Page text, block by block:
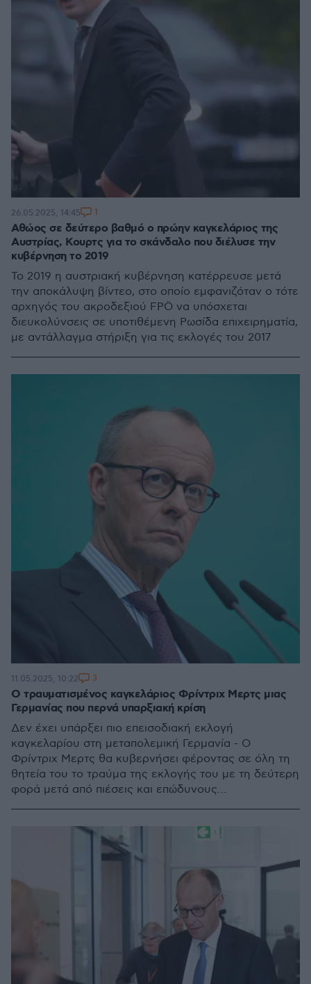
Αθώος σε δεύτερο βαθμό ο πρώην καγκελάριος της
Αυστρίας, Κουρτς για το σκάνδαλο που διέλυσε την
κυβέρνηση το 2019
Το 2019 η αυστριακή κυβέρνηση κατέρρευσε μετά
την αποκάλυψη βίντεο, στο οποίο εμφανιζόταν ο τότε
αρχηγός του ακροδεξιού FPÖ να υπόσχεται
διευκολύνσεις σε υποτιθέμενη Ρωσίδα επιχειρηματία,
με αντάλλαγμα στήριξη για τις εκλογές του 2017
26.05.2025, 14:45 1
Ο τραυματισμένος καγκελάριος Φρίντριχ Μερτς μιας
Γερμανίας που περνά υπαρξιακή κρίση
Δεν έχει υπάρξει πιο επεισοδιακή εκλογή
καγκελαρίου στη μεταπολεμική Γερμανία - Ο
Φρίντριχ Μερτς θα κυβερνήσει φέροντας σε όλη τη
θητεία του το τραύμα της εκλογής του με τη δεύτερη
φορά μετά από πιέσεις και επώδυνους
11.05.2025, 10:22 3